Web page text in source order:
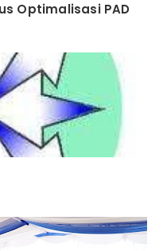
Optimalisasi PAD